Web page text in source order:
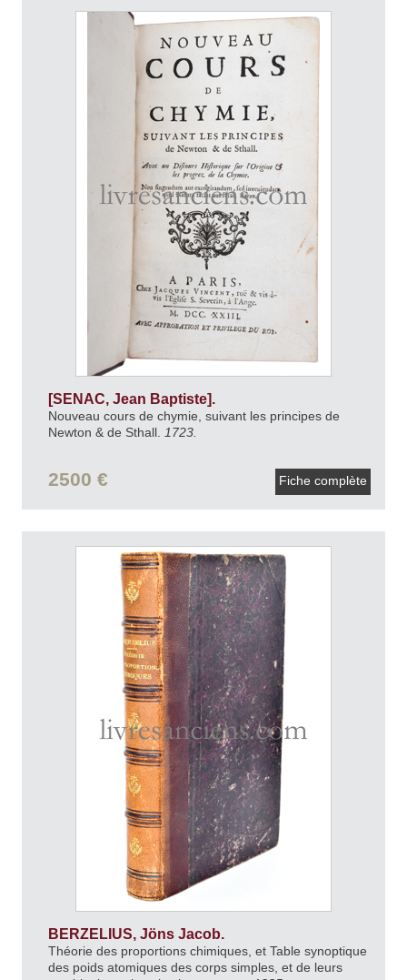
[SENAC, Jean Baptiste].
Nouveau cours de chymie, suivant les principes de
Newton & de Sthall.
1723.
2500 € Fiche complète
BERZELIUS, Jöns Jacob.
Théorie des proportions chimiques, et Table synoptique
des poids atomiques des corps simples, et de leurs